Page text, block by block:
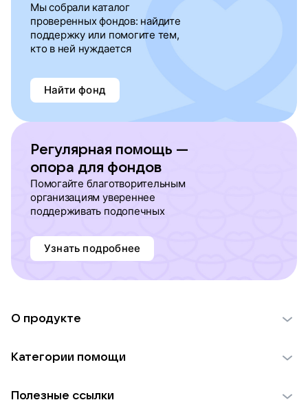
Мы собрали каталог
проверенных фондов: найдите
поддержку или помогите тем,
кто в ней нуждается
Найти фонд
Регулярная помощь —
опора для фондов
Помогайте благотворительным
организациям увереннее
поддерживать подопечных
Узнать подробнее
О продукте
Использование материалов
Категории помощи
Полезные ссылки